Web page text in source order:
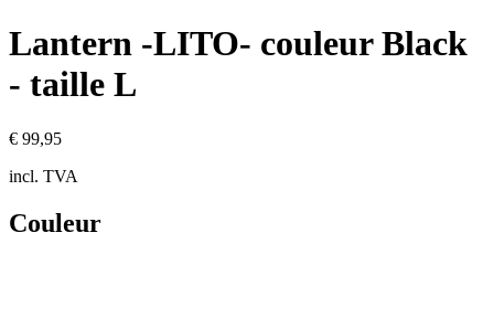
Lantern -LITO- couleur Black
- taille L
€ 99,95
incl. TVA
Couleur